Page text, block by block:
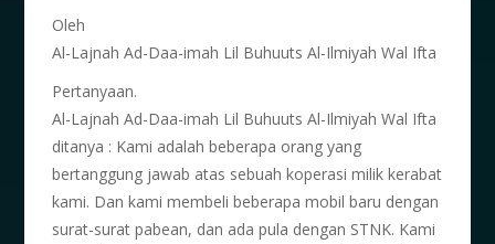
Oleh
Al-Lajnah Ad-Daa-imah Lil Buhuuts Al-Ilmiyah Wal Ifta
Pertanyaan.
Al-Lajnah Ad-Daa-imah Lil Buhuuts Al-Ilmiyah Wal Ifta
ditanya : Kami adalah beberapa orang yang
bertanggung jawab atas sebuah koperasi milik kerabat
kami. Dan kami membeli beberapa mobil baru dengan
surat-surat pabean, dan ada pula dengan STNK. Kami